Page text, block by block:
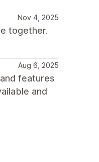
Nov 4, 2025
together.
Aug 6, 2025
features
and